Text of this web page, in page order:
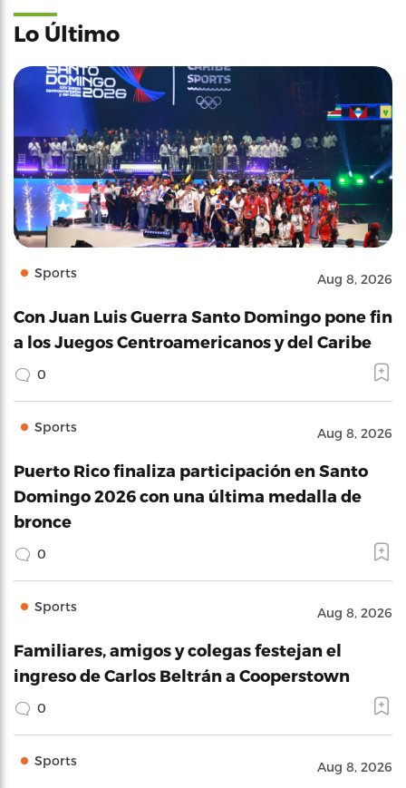
Lo Último
Sports Aug 8, 2026
Con Juan Luis Guerra Santo Domingo pone fin
a los Juegos Centroamericanos y del Caribe
0
Sports Aug 8, 2026
Puerto Rico finaliza participación en Santo
Domingo 2026 con una última medalla de
bronce
0
Sports Aug 8, 2026
Familiares, amigos y colegas festejan el
ingreso de Carlos Beltrán a Cooperstown
0
Sports Aug 8, 2026